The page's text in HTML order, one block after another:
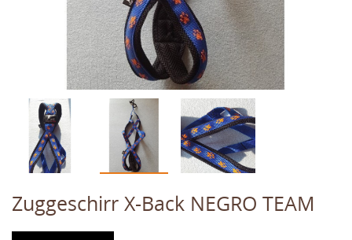
Zuggeschirr X-Back NEGRO TEAM